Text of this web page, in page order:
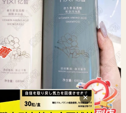
✕